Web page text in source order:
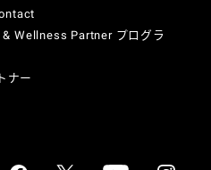
Wellness Partner プログラ
ナー